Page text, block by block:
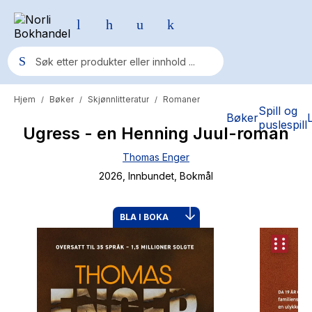
BøkerSpill og
puslespill
Populære søk
Pokemon
Fury Bound - Sable Sorensen
Hypopressiv trening
Hjem / Bøker / Skjønnlitteratur / Romaner
Ugress - en Henning Juul-roman
Thomas Enger
2026 , Innbundet , Bokmål
BLA I BOKA